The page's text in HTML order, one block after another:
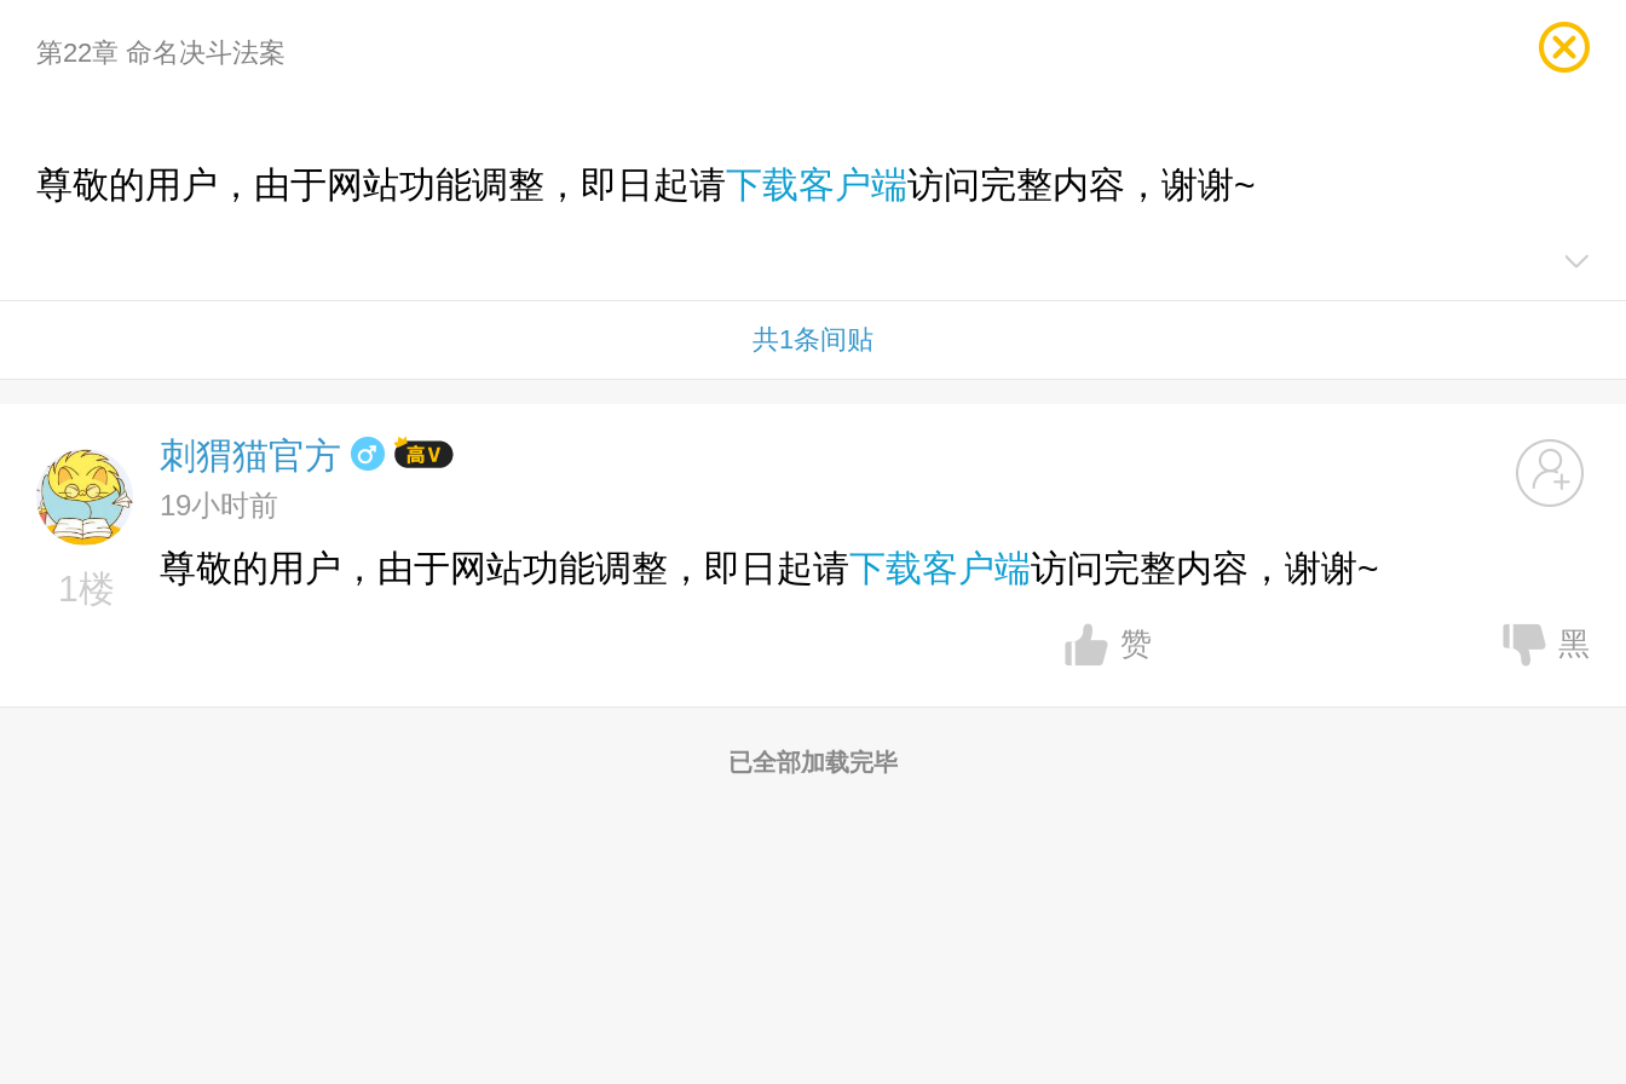
第22章 命名决斗法案
尊敬的用户，由于网站功能调整，即日起请下载客户端访问完整内容，谢谢~
共1条间贴
1楼
刺猬猫官方
19小时前
尊敬的用户，由于网站功能调整，即日起请下载客户端访问完整内容，谢谢~
赞 黑
已全部加载完毕